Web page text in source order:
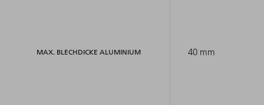
MAX. BLECHDICKE ALUMINIUM 40 mm